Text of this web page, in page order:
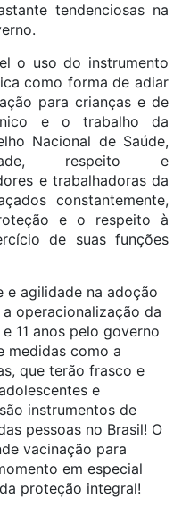
tendenciosas na
o uso do instrumento
como forma de adiar
para crianças e de
e o trabalho da
Nacional de Saúde,
respeito e
e trabalhadoras da
constantemente,
e o respeito à
de suas funções
e agilidade na adoção
operacionalização da
11 anos pelo governo
medidas como a
que terão frasco e
e
instrumentos de
pessoas no Brasil! O
vacinação para
em especial
proteção integral!